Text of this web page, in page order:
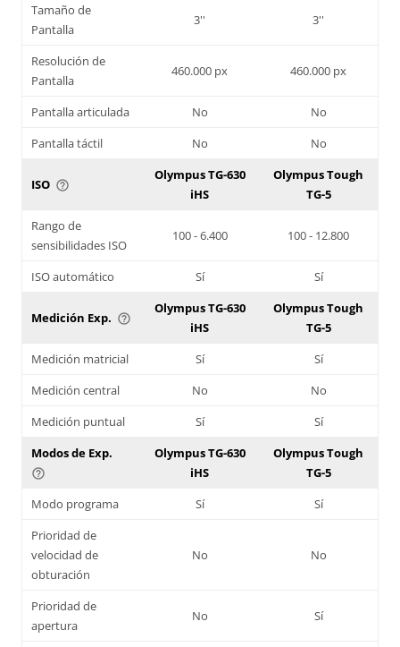
Tamaño de
Pantalla
3'' 3''
Resolución de
Pantalla
460.000 px 460.000 px
Pantalla articulada No
No
Pantalla táctil
No No
ISO help_outline
Olympus TG-630
iHS
Olympus Tough
TG-5
Rango de
sensibilidades ISO
100 - 6.400 100 - 12.800
ISO automático Sí Sí
Medición Exp. help_outline
Olympus TG-630
iHS
Olympus Tough
TG-5
Medición matricial
Sí
Sí
Medición central
No
No
Medición puntual
Sí
Sí
Modos de Exp.
help_outline
Olympus TG-630
iHS
Olympus Tough
TG-5
Modo programa
Sí
Sí
Prioridad de
velocidad de
obturación
No No
Prioridad de
apertura
No Sí